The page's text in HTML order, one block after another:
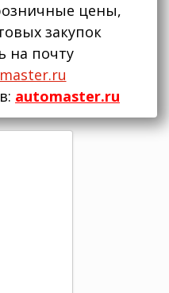
цены,
закупок
на почту
automaster.ru